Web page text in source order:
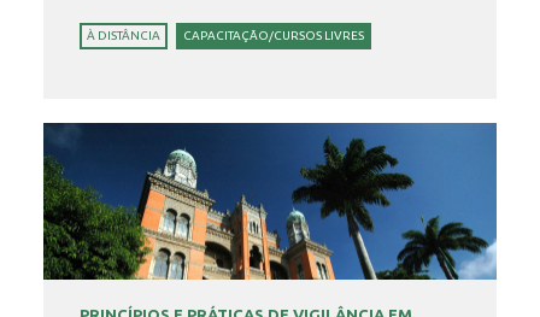
À DISTÂNCIA CAPACITAÇÃO/CURSOS LIVRES